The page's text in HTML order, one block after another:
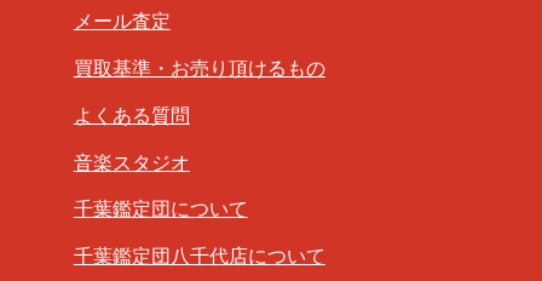
メール査定
買取基準・お売り頂けるもの
よくある質問
音楽スタジオ
千葉鑑定団について
千葉鑑定団八千代店について